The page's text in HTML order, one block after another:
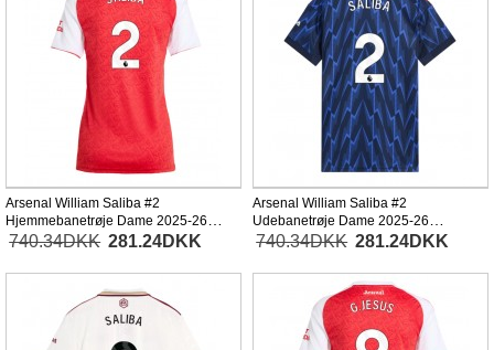
Arsenal William Saliba #2
Hjemmebanetrøje Dame 2025-26
Kortærmet
740.34DKK 281.24DKK
Arsenal William Saliba #2
Udebanetrøje Dame 2025-26
Kortærmet
740.34DKK 281.24DKK